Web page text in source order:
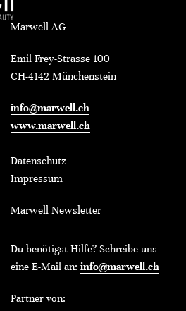
Marwell AG
Emil Frey-Strasse 100
CH-4142 Münchenstein
info@marwell.ch
www.marwell.ch
Datenschutz
Impressum
Marwell Newsletter
Du benötigst Hilfe? Schreibe uns
eine E-Mail an: info@marwell.ch
Partner von: